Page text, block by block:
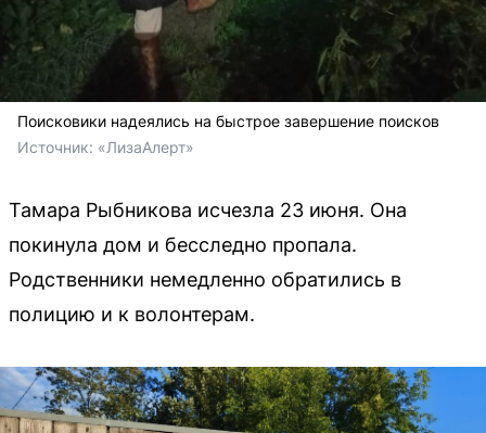
Поисковики надеялись на быстрое завершение поисков
Источник: «ЛизаАлерт»
Тамара Рыбникова исчезла 23 июня. Она
покинула дом и бесследно пропала.
Родственники немедленно обратились в
полицию и к волонтерам.